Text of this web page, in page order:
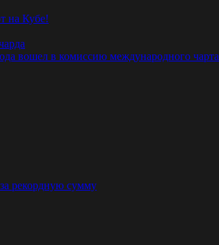
на Кубе!
вошел в комиссию международного чарта
рекордную сумму